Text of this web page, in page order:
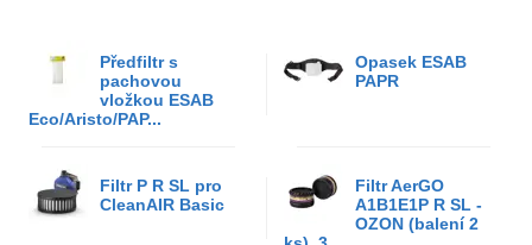
Předfiltr s
pachovou
vložkou ESAB
Eco/Aristo/PAP...
Opasek ESAB
PAPR
Filtr P R SL pro
CleanAIR Basic
Filtr AerGO
A1B1E1P R SL -
OZON (balení 2